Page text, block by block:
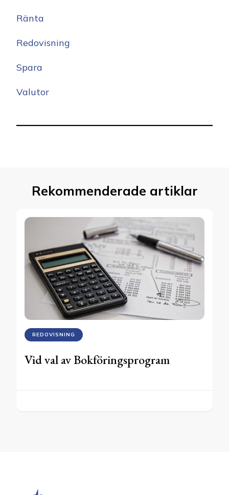
Ränta
Redovisning
Spara
Valutor
Rekommenderade artiklar
REDOVISNING
Vid val av Bokföringsprogram